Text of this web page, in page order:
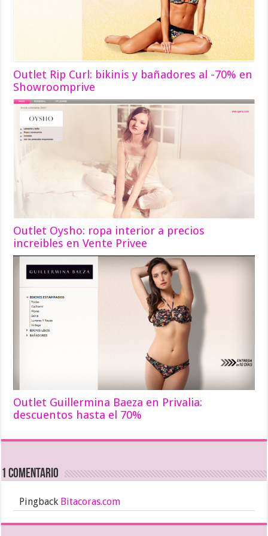
Outlet Rip Curl: bikinis y bañadores al -70% en
Showroomprive
Outlet Oysho: ropa interior a precios
increibles en Vente Privee
Outlet Guillermina Baeza en Privalia:
descuentos hasta el 70%
1 comentario
Pingback Bitacoras.com